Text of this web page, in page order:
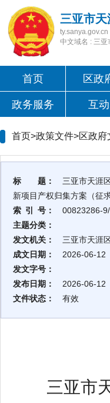
三亚市
ty.sanya.gov.cn
中文域名 : 三
首页 区政
政务服务 互动
首页>政策文件>区政府
标 题：
三亚市天涯
新项目产权归集方案（征
索 引 号：
00823286-
主题分类：
发文机关：
三亚市天涯
成文日期：
2026-06-12
发文字号：
发布日期：
2026-06-12
文件状态：
有效
三亚市